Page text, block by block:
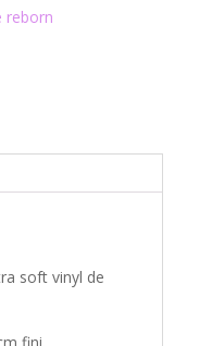
reborn
soft vinyl de